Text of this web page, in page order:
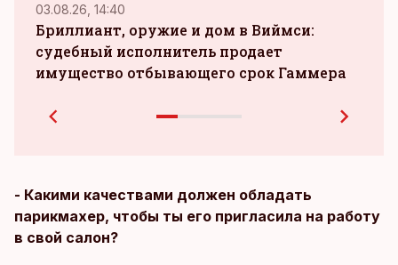
03.08.26, 14:40
Бриллиант, оружие и дом в Виймси:
судебный исполнитель продает
имущество отбывающего срок Гаммера
- Какими качествами должен обладать
парикмахер, чтобы ты его пригласила на работу
в свой салон?